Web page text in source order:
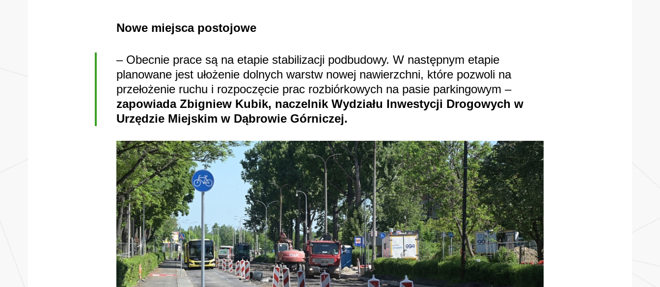
Nowe miejsca postojowe
– Obecnie prace są na etapie stabilizacji podbudowy. W następnym etapie
planowane jest ułożenie dolnych warstw nowej nawierzchni, które pozwoli na
przełożenie ruchu i rozpoczęcie prac rozbiórkowych na pasie parkingowym –
zapowiada Zbigniew Kubik, naczelnik Wydziału Inwestycji Drogowych w
Urzędzie Miejskim w Dąbrowie Górniczej.